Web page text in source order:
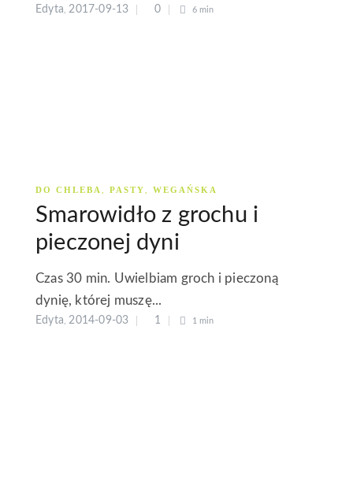
Edyta,2017-09-13 0 6 min
DO CHLEBA PASTY WEGAŃSKA
Smarowidło z grochu i
pieczonej dyni
Czas 30 min. Uwielbiam groch i pieczoną
dynię, której muszę...
Edyta 2014-09-03 1 1 min